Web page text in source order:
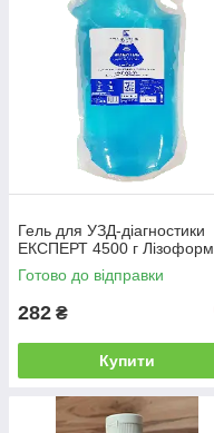
Гель для УЗД-діагностики
ЕКСПЕРТ 4500 г Лізоформ
Готово до відправки
282 ₴
Купити